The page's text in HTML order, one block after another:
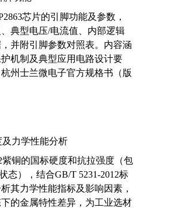
芯片的引脚功能及参数，
典型电压/电流值、内部逻辑
并附引脚参数对照表。内容涵
机制及典型应用电路设计要
州士兰微电子官方规格书（版
力学性能分析
铜的国标硬度和抗拉强度（包
态），结合GB/T 5231-2012标
其力学性能指标及影响因素，
的金属特性差异，为工业选材